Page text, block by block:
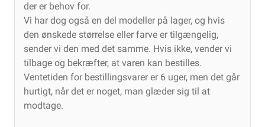
der er behov for.
Vi har dog også en del modeller på lager, og hvis
den ønskede størrelse eller farve er tilgængelig,
sender vi den med det samme. Hvis ikke, vender vi
tilbage og bekræfter, at varen kan bestilles.
Ventetiden for bestillingsvarer er 6 uger, men det går
hurtigt, når det er noget, man glæder sig til at
modtage.